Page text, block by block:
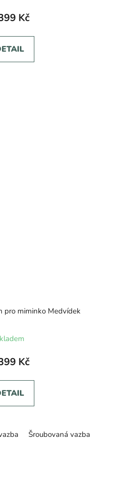
Kč
pro miminko Medvídek
hodnocení
produktu
je
5,0
z
5
Kč
Šroubovaná vazba